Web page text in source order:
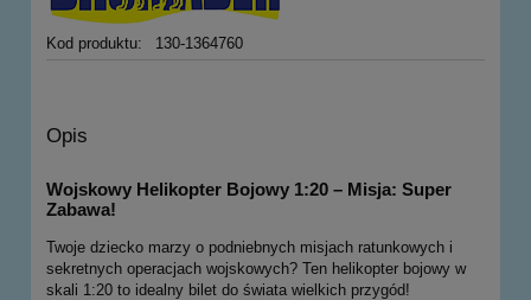
Kod produktu: 130-1364760
Opis
Wojskowy Helikopter Bojowy 1:20 – Misja: Super
Zabawa!
Twoje dziecko marzy o podniebnych misjach ratunkowych i
sekretnych operacjach wojskowych? Ten helikopter bojowy w
skali 1:20 to idealny bilet do świata wielkich przygód!